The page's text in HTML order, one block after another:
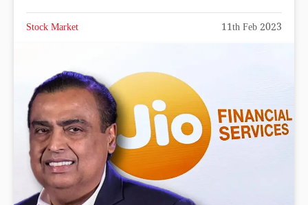
Stock Market 11th Feb 2023